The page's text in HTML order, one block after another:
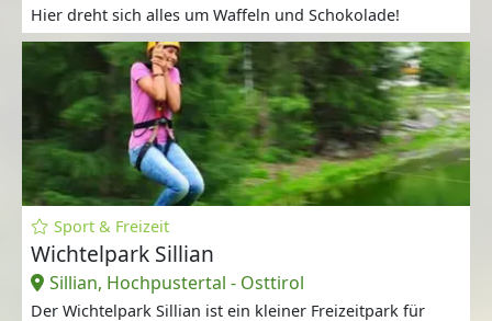
Hier dreht sich alles um Waffeln und Schokolade!
Sport & Freizeit
Wichtelpark Sillian
Sillian, Hochpustertal - Osttirol
Der Wichtelpark Sillian ist ein kleiner Freizeitpark für